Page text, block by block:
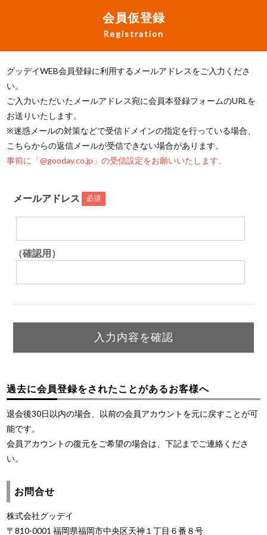
会員仮登録
Registration
グッデイWEB会員登録に利用するメールアドレスをご入力くださ
い。
ご入力いただいたメールアドレス宛に会員本登録フォームのURLを
お送りいたします。
※迷惑メールの対策などで受信ドメインの指定を行っている場合、
こちらからの返信メールが受信できない場合があります。
事前に「@gooday.co.jp」の受信設定をお願いいたします。
メールアドレス 必須
（確認用）
過去に会員登録をされたことがあるお客様へ
退会後30日以内の場合、以前の会員アカウントを元に戻すことが可
能です。
会員アカウントの復元をご希望の場合は、下記までご連絡くださ
い。
お問合せ
株式会社グッデイ
〒810-0001 福岡県福岡市中央区天神１丁目６番８号